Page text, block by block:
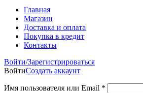
Главная
Магазин
Доставка и оплата
Покупка в кредит
Контакты
Войти/Зарегистрироваться
ВойтиСоздать аккаунт
Имя пользователя или Email *